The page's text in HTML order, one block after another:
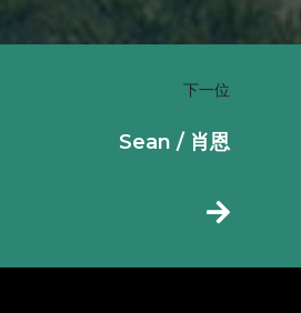
下一位
Sean / 肖恩